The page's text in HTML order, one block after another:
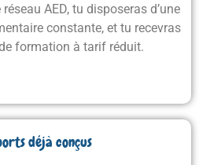
AED, tu disposeras d’une
constante, et tu recevras
formation à tarif réduit.
déjà conçus